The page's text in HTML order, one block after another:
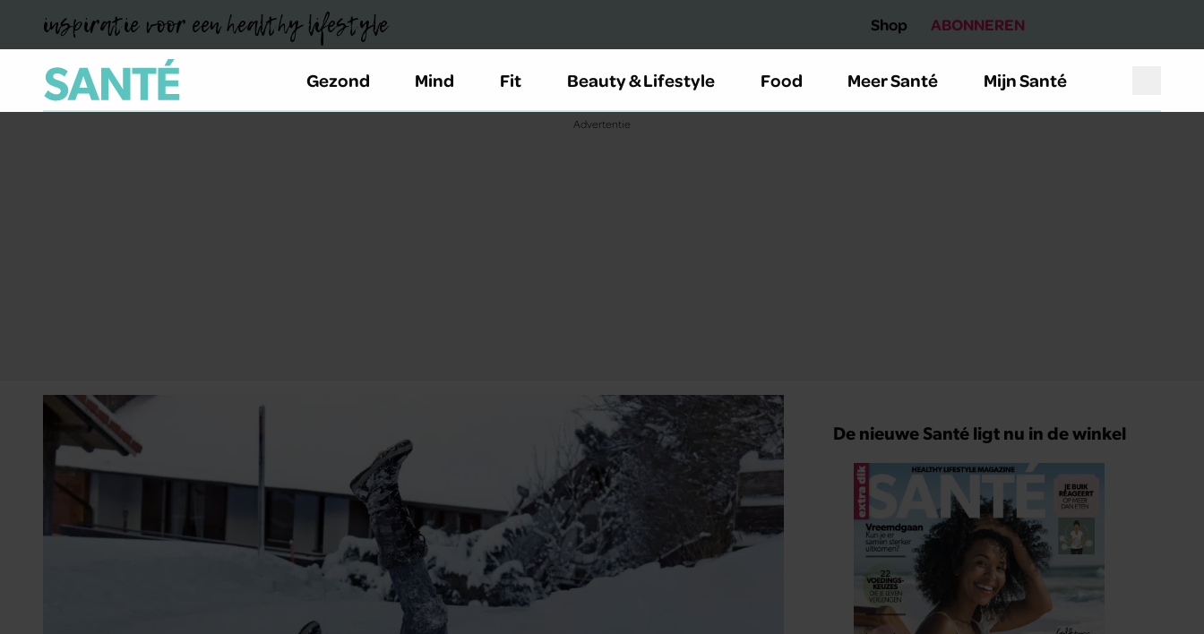
inspiratie voor een healthy lifestyle Shop ABONNEREN
Gezond Mind Fit Beauty & Lifestyle Food Meer Santé Mijn Santé
De nieuwe Santé ligt nu in de winkel